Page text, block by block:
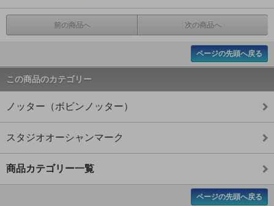
前の商品へ 次の商品へ
ページの先頭へ戻る
この商品のカテゴリー
ノッター（ボビンノッター）
スタジオオーシャンマーク
商品カテゴリー一覧
ページの先頭へ戻る